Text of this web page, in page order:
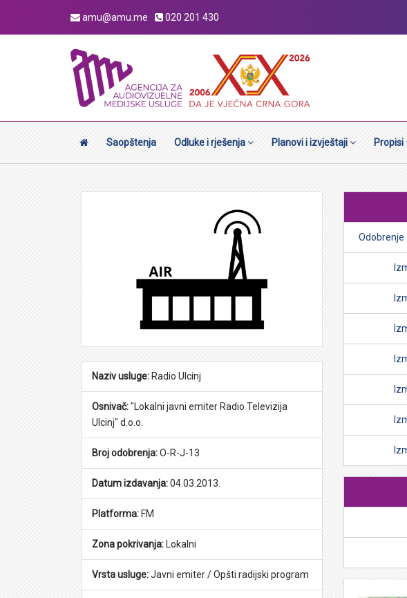
amu@amu.me 020 201 430
Saopštenja Odluke i rješenja Planovi i izvještaji Propisi
Naziv usluge: Radio Ulcinj
Osnivač:"Lokalni javni emiter Radio Televizija
Ulcinj" d.o.o.
Broj odobrenja:O-R-J-13
Datum izdavanja:04.03.2013.
Platforma: FM
Zona pokrivanja: Lokalni
Vrsta usluge:Javni emiter / Opšti radijski program
Odobrenje